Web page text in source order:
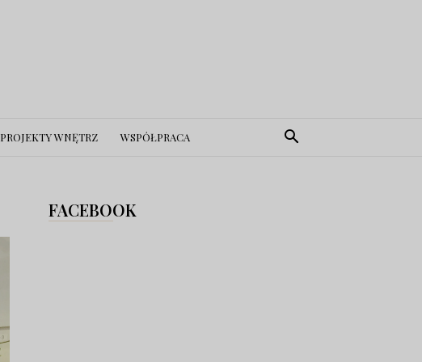
PROJEKTY WNĘTRZ WSPÓŁPRACA
FACEBOOK